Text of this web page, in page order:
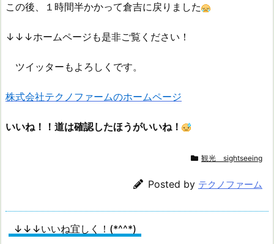
この後、１時間半かかって倉吉に戻りました
↓↓↓ホームページも是非ご覧ください！
ツイッターもよろしくです。
株式会社テクノファームのホームページ
いいね！！道は確認したほうがいいね！
観光 sightseeing
Posted by テクノファーム
↓↓↓いいね宜しく！(*^^*)